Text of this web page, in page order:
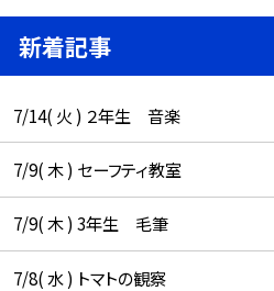
新着記事
7/14( 火 ) ２年生 音楽
7/9( 木 ) セーフティ教室
7/9( 木 ) 3年生 毛筆
7/8( 水 ) トマトの観察